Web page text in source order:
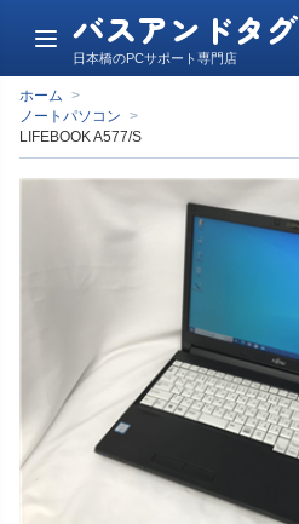
メ
ュ
ー
バスアンドタグ
日本橋のPCサポート専門店
ホーム >
ノートパソコン >
LIFEBOOK A577/S